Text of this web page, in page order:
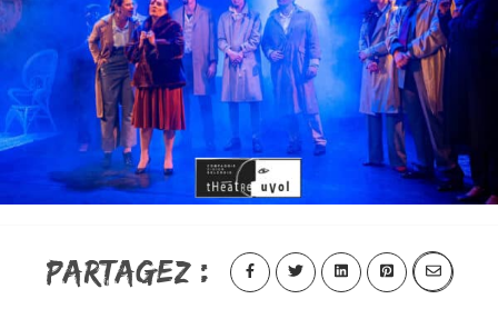
Partagez :